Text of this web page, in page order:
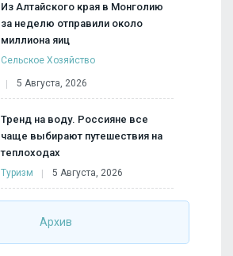
Из Алтайского края в Монголию
за неделю отправили около
миллиона яиц
Сельское Хозяйство
5 Августа, 2026
Тренд на воду. Россияне все
чаще выбирают путешествия на
теплоходах
Туризм 5 Августа, 2026
Архив